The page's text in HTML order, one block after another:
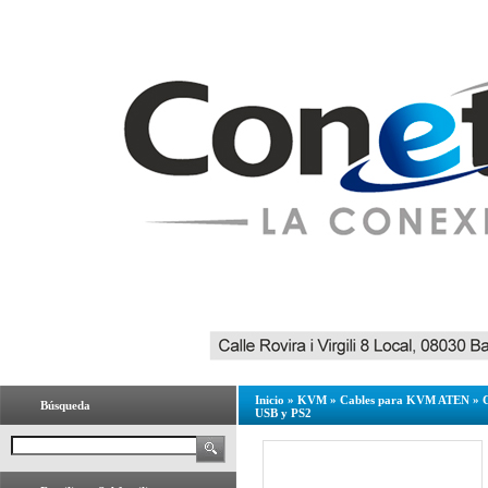
Búsqueda Inicio » KVM » Cables para KVM ATEN »
USB y PS2